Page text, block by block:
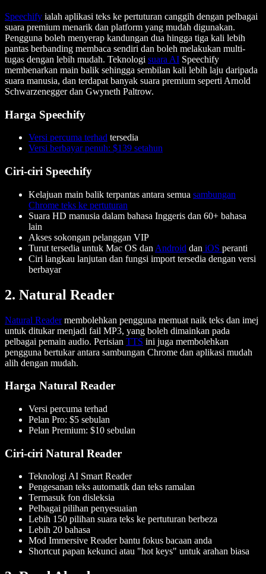
Speechify ialah aplikasi teks ke pertuturan canggih dengan pelbagai
suara premium menarik dan platform yang mudah digunakan.
Pengguna boleh menyerap kandungan dua hingga tiga kali lebih
pantas berbanding membaca sendiri dan boleh melakukan multi-
tugas dengan lebih mudah. Teknologi suara AI Speechify
membenarkan main balik sehingga sembilan kali lebih laju daripada
suara manusia, dan terdapat banyak suara premium seperti Arnold
Schwarzenegger dan Gwyneth Paltrow.
Harga Speechify
Versi percuma terhad tersedia
Versi berbayar penuh: $139 setahun
Ciri-ciri Speechify
Kelajuan main balik terpantas antara semua sambungan
Chrome teks ke pertuturan
Suara HD manusia dalam bahasa Inggeris dan 60+ bahasa
lain
Akses sokongan pelanggan VIP
Turut tersedia untuk Mac OS dan Android dan iOS peranti
Ciri langkau lanjutan dan fungsi import tersedia dengan versi
berbayar
2. Natural Reader
Natural Readermembolehkan pengguna memuat naik teks dan imej
untuk ditukar menjadi fail MP3, yang boleh dimainkan pada
pelbagai pemain audio. Perisian TTS ini juga membolehkan
pengguna bertukar antara sambungan Chrome dan aplikasi mudah
alih dengan mudah.
Harga Natural Reader
Versi percuma terhad
Pelan Pro: $5 sebulan
Pelan Premium: $10 sebulan
Ciri-ciri Natural Reader
Teknologi AI Smart Reader
Pengesanan teks automatik dan teks ramalan
Termasuk fon disleksia
Pelbagai pilihan penyesuaian
Lebih 150 pilihan suara teks ke pertuturan berbeza
Lebih 20 bahasa
Mod Immersive Reader bantu fokus bacaan anda
Shortcut papan kekunci atau "hot keys" untuk arahan biasa